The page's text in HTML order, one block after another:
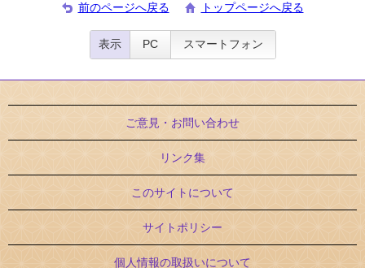
前のページへ戻る トップページへ戻る
表示 PC スマートフォン
ご意見・お問い合わせ
リンク集
このサイトについて
サイトポリシー
個人情報の取扱いについて